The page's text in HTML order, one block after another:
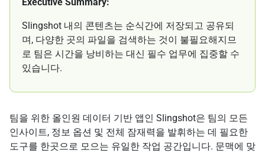
Slingshot 내의 콘텐츠는 순식간에 저장되고 공유되
며, 다양한 곳의 파일을 검색하는 것이 불필요해지므
로 팀은 시간을 낭비하는 대신 필수 업무에 집중할 수
있습니다.
팀을 위한 올인원 데이터 기반 앱인 Slingshot은 팀의 모든
인사이트, 정보 옵션 및 전체 잠재력을 발휘하는 데 필요한
도구를 한곳으로 모으는 유일한 작업 공간입니다. 문맥에 맞